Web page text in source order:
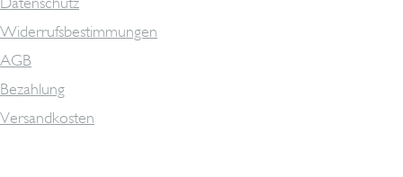
Widerrufsbestimmungen
AGB
Bezahlung
Versandkosten